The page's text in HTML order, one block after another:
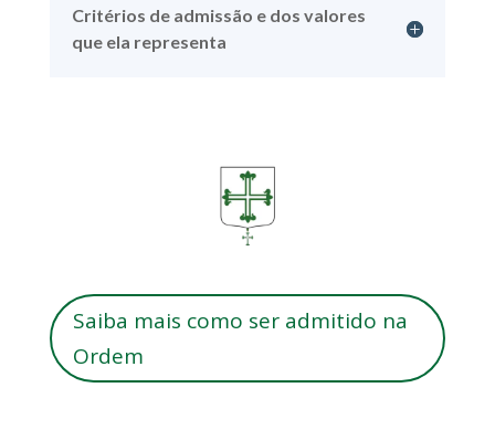
Critérios de admissão e dos valores
que ela representa
Saiba mais como ser admitido na
Ordem